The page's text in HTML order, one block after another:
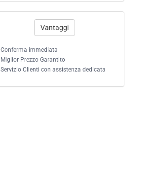
Vantaggi
Conferma immediata
Miglior Prezzo Garantito
Servizio Clienti con assistenza dedicata